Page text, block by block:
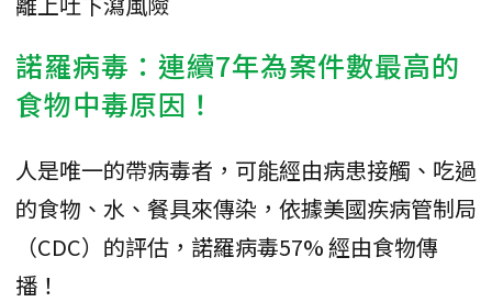
諾羅病毒：連續7年為案件數最高的
食物中毒原因！
人是唯一的帶病毒者，可能經由病患接觸、吃過
的食物、水、餐具來傳染，依據美國疾病管制局
（CDC）的評估，諾羅病毒57% 經由食物傳
播！